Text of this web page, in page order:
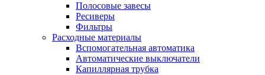
Полосовые завесы
Ресиверы
Фильтры
Расходные материалы
Вспомогательная автоматика
Автоматические выключатели
Капиллярная трубка